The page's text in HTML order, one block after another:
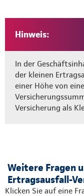
Hinweis:
In der
der kleinen
einer Höhe von
Versicherung als
Weitere Fragen
Ertragsausfall-
Klicken Sie auf eine